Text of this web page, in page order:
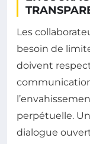
Les
besoin de
doivent
perpétuelle.
dialogue